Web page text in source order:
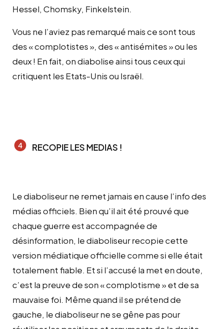
Hessel, Chomsky, Finkelstein.
Vous ne l’aviez pas remarqué mais ce sont tous
des « complotistes », des « antisémites » ou les
deux ! En fait, on diabolise ainsi tous ceux qui
critiquent les Etats-Unis ou Israël.
RECOPIE LES MEDIAS !
Le diaboliseur ne remet jamais en cause l’info des
médias officiels. Bien qu’il ait été prouvé que
chaque guerre est accompagnée de
désinformation, le diaboliseur recopie cette
version médiatique officielle comme si elle était
totalement fiable. Et si l’accusé la met en doute,
c’est la preuve de son « complotisme » et de sa
mauvaise foi. Même quand il se prétend de
gauche, le diaboliseur ne se gêne pas pour